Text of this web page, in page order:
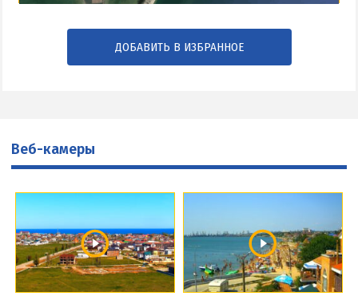
ДОБАВИТЬ В ИЗБРАННОЕ
Веб-камеры